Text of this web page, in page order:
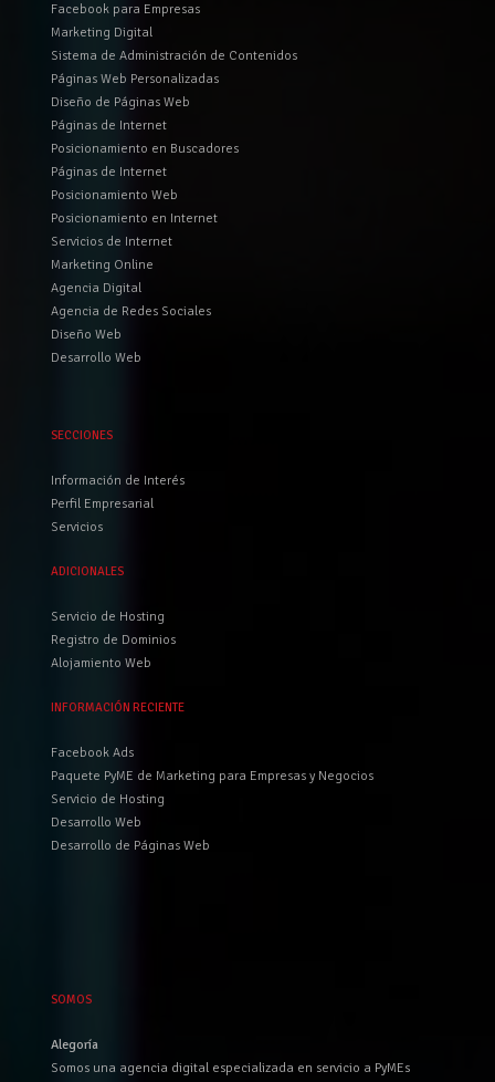
Facebook para Empresas
Marketing Digital
Sistema de Administración de Contenidos
Páginas Web Personalizadas
Diseño de Páginas Web
Páginas de Internet
Posicionamiento en Buscadores
Páginas de Internet
Posicionamiento Web
Posicionamiento en Internet
Servicios de Internet
Marketing Online
Agencia Digital
Agencia de Redes Sociales
Diseño Web
Desarrollo Web
SECCIONES
Información de Interés
Perfil Empresarial
Servicios
ADICIONALES
Servicio de Hosting
Registro de Dominios
Alojamiento Web
INFORMACIÓN RECIENTE
Facebook Ads
Paquete PyME de Marketing para Empresas y Negocios
Servicio de Hosting
Desarrollo Web
Desarrollo de Páginas Web
SOMOS
Alegoría
Somos una agencia digital especializada en servicio a PyMEs